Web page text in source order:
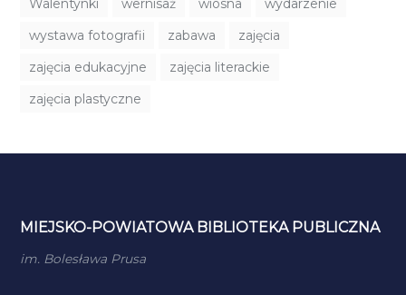
Walentynki
wernisaż wiosna
wydarzenie
wystawa fotografii
zabawa
zajęcia
zajęcia edukacyjne
zajęcia literackie
zajęcia plastyczne
MIEJSKO-POWIATOWA BIBLIOTEKA PUBLICZNA
im. Bolesława Prusa